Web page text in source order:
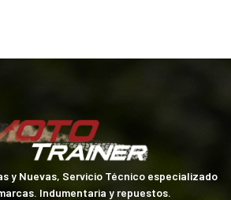
y Nuevas, Servicio Técnico especializado
Indumentaria y repuestos.